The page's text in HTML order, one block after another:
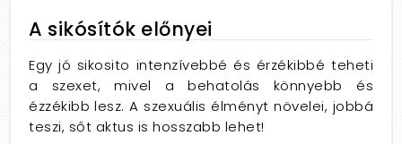
A sikósítók előnyei
Egy jó sikosito intenzívebbé és érzékibbé teheti
a szexet, mivel a behatolás könnyebb és
ézzékibb lesz. A szexuális élményt növelei, jobbá
teszi, sőt aktus is hosszabb lehet!